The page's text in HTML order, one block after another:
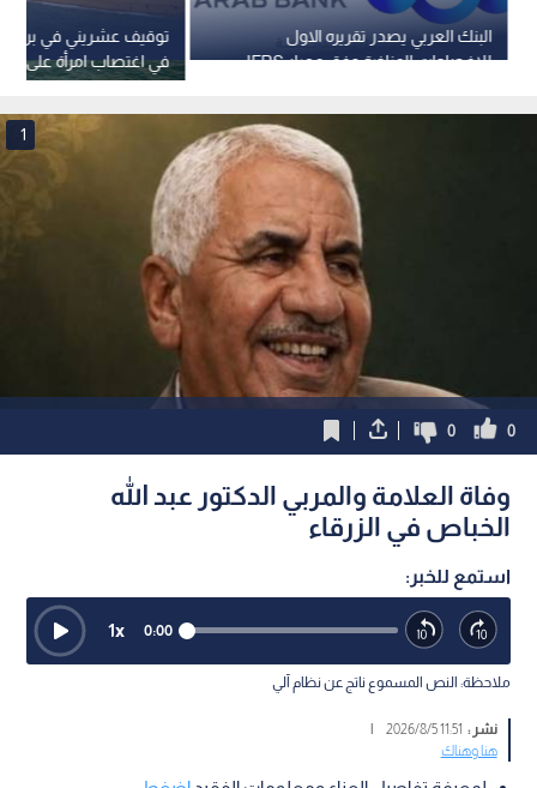
توقيف عشريني في
في اغتصاب امرأة على
وفق إعلام بريطاني
البنك العربي يصدر تقريره الاول
للإفصاحات المناخية وفق معيار IFRS
1
0
0
وفاة العلامة والمربي الدكتور عبد الله
الخباص في الزرقاء
استمع للخبر:
0:00
1x
ملاحظة: النص المسموع ناتج عن نظام آلي
نشر : 11:51 2026/8/5
|
هنا وهناك